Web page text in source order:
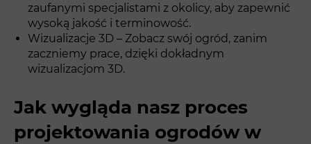
zaufanymi specjalistami z okolicy, aby zapewnić
wysoką jakość i terminowość.
Wizualizacje 3D – Zobacz swój ogród, zanim
zaczniemy prace, dzięki dokładnym
wizualizacjom 3D.
Jak wygląda nasz proces
projektowania ogrodów w